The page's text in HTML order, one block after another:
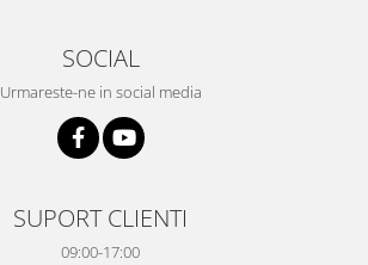
SOCIAL
Urmareste-ne in social media
SUPORT CLIENTI
09:00-17:00